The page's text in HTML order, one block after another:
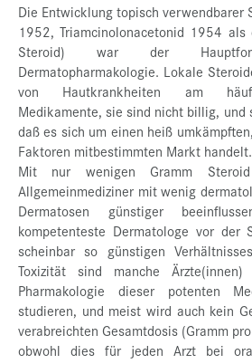
Die Entwicklung topisch verwendbarer
1952, Triamcinolonacetonid 1954 als
Steroid) war der
Dermatopharmakologie. Lokale
von Hautkrankheiten am
Medikamente, sie sind nicht billig, und
daß es sich um einen heiß
Faktoren mitbestimmten Markt handelt.
Mit nur wenigen Gramm
Allgemeinmediziner mit wenig
Dermatosen günstiger
kompetenteste Dermatologe vor der
scheinbar so günstigen
Toxizität sind manche
Pharmakologie dieser potenten
studieren, und meist wird auch kein
verabreichten Gesamtdosis (Gramm
obwohl dies für jeden Arzt bei